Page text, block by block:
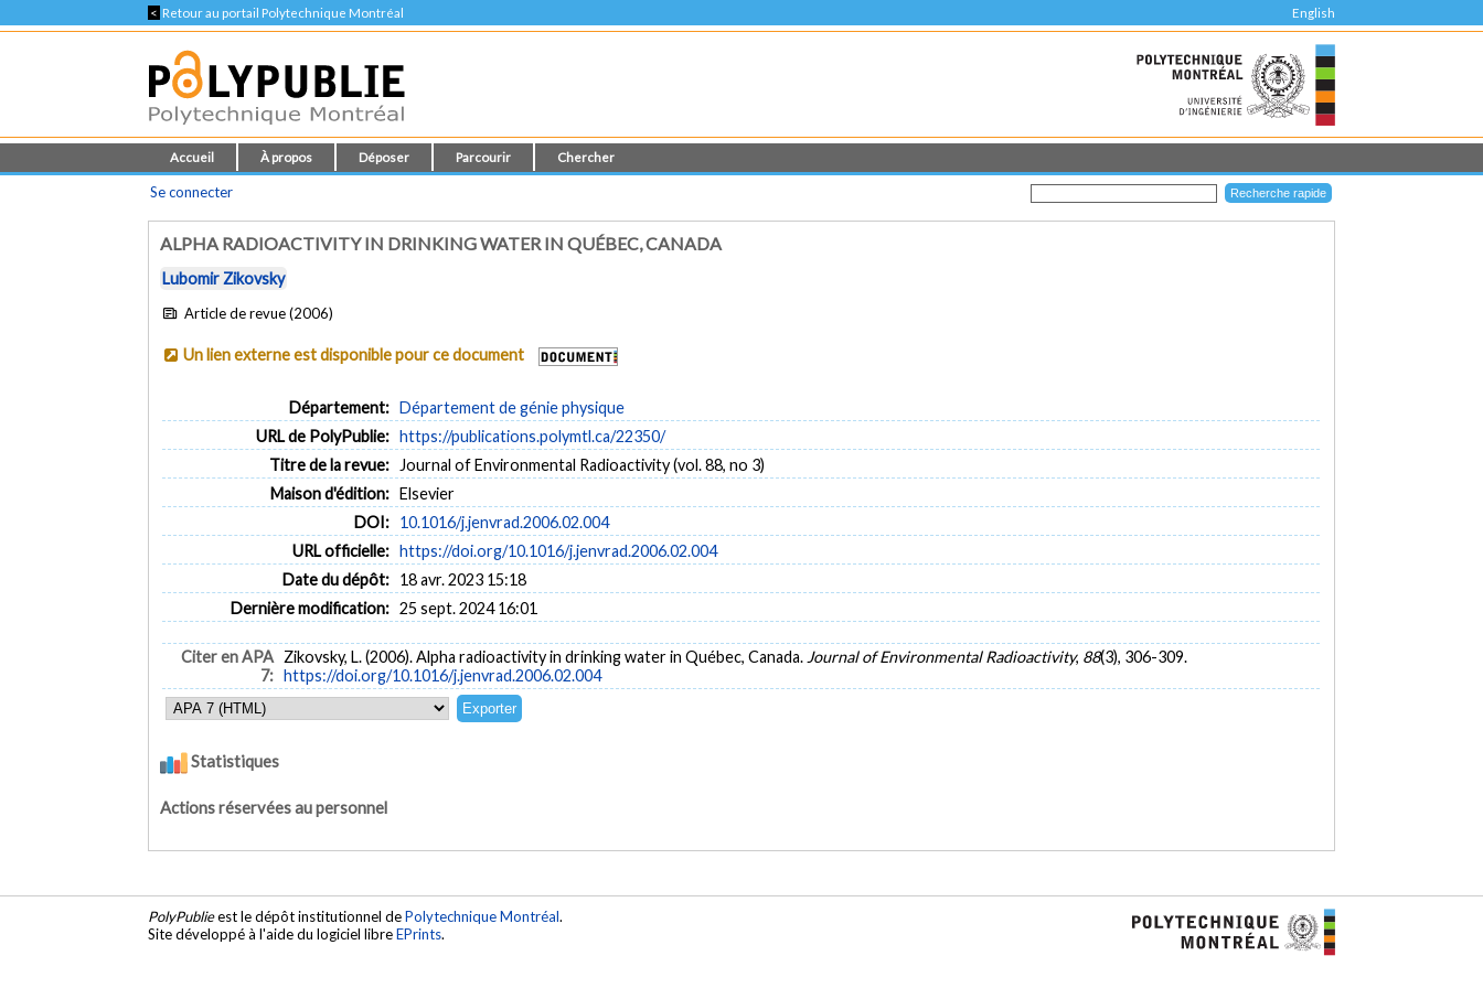
< Retour au portail Polytechnique Montréal English
Accueil À propos Déposer Parcourir Chercher
Se connecter
ALPHA RADIOACTIVITY IN DRINKING WATER IN QUÉBEC, CANADA
Lubomir Zikovsky
Article de revue (2006)
Un lien externe est disponible pour ce document
Département: Département de génie physique
URL de PolyPublie: https://publications.polymtl.ca/22350/
Titre de la revue:
Journal of Environmental Radioactivity (vol. 88, no 3)
Maison d'édition: Elsevier
DOI: 10.1016/j.jenvrad.2006.02.004
URL officielle: https://doi.org/10.1016/j.jenvrad.2006.02.004
Date du dépôt: 18 avr. 2023 15:18
Dernière modification: 25 sept. 2024 16:01
Citer en APA
7:
Zikovsky, L. (2006). Alpha radioactivity in drinking water in Québec, Canada. Journal of Environmental Radioactivity, 88(3), 306-309.
https://doi.org/10.1016/j.jenvrad.2006.02.004
Statistiques
Actions réservées au personnel
PolyPublieest le dépôt institutionnel dePolytechnique Montréal.
Site développé à l'aide du logiciel libreEPrints.